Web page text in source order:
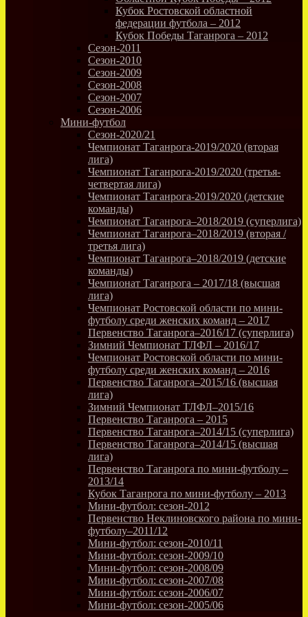
Кубок Ростовской областной
федерации футбола – 2012
Кубок Победы Таганрога – 2012
Сезон-2011
Сезон-2010
Сезон-2009
Сезон-2008
Сезон-2007
Сезон-2006
Мини-футбол
Сезон-2020/21
Чемпионат Таганрога-2019/2020 (вторая
лига)
Чемпионат Таганрога-2019/2020 (третья-
четвертая лига)
Чемпионат Таганрога-2019/2020 (детские
команды)
Чемпионат Таганрога–2018/2019 (суперлига)
Чемпионат Таганрога–2018/2019 (вторая /
третья лига)
Чемпионат Таганрога–2018/2019 (детские
команды)
Чемпионат Таганрога – 2017/18 (высшая
лига)
Чемпионат Ростовской области по мини-
футболу среди женских команд – 2017
Первенство Таганрога–2016/17 (суперлига)
Зимний Чемпионат ТЛФЛ – 2016/17
Чемпионат Ростовской области по мини-
футболу среди женских команд – 2016
Первенство Таганрога–2015/16 (высшая
лига)
Зимний Чемпионат ТЛФЛ–2015/16
Первенство Таганрога – 2015
Первенство Таганрога–2014/15 (суперлига)
Первенство Таганрога–2014/15 (высшая
лига)
Первенство Таганрога по мини-футболу –
2013/14
Кубок Таганрога по мини-футболу – 2013
Мини-футбол: сезон-2012
Первенство Неклиновского района по мини-
футболу–2011/12
Мини-футбол: сезон-2010/11
Мини-футбол: сезон-2009/10
Мини-футбол: сезон-2008/09
Мини-футбол: сезон-2007/08
Мини-футбол: сезон-2006/07
Мини-футбол: сезон-2005/06